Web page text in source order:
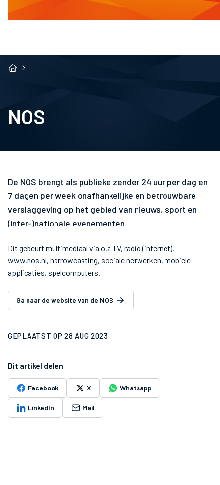
NOS
De NOS brengt als publieke zender 24 uur per dag en
7 dagen per week onafhankelijke en betrouwbare
verslaggeving op het gebied van nieuws, sport en
(inter-)nationale evenementen.
Dit gebeurt multimediaal via o.a TV, radio (internet),
www.nos.nl, narrowcasting, sociale netwerken, mobiele
applicaties, spelcomputers.
Ga naar de website van de NOS
GEPLAATST OP28 AUG 2023
Dit artikel delen
Facebook X Whatsapp
LinkedIn Mail